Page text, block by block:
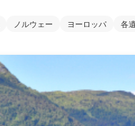
ノルウェー ヨーロッパ 各